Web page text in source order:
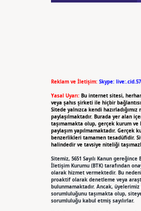
Reklam ve İletişim: Skype:
Yasal Uyarı: Bu internet sitesi,
veya şahıs şirketi ile hiçbir
Sitede yalnızca kendi
paylaşılmaktadır. Burada yer alan
taşımamakta olup, gerçek kurum ve
paylaşım yapılmamaktadır. Gerçek
benzerlikleri tamamen tesadüfidir.
halindedir ve tavsiye niteliği
Sitemiz, 5651 Sayılı Kanun
İletişim Kurumu (BTK) tarafından
olarak hizmet vermektedir. Bu
proaktif olarak denetleme veya
bulunmamaktadır. Ancak,
sorumluluğunu taşımakta olup,
sorumluluğu kabul etmiş sayılırlar.